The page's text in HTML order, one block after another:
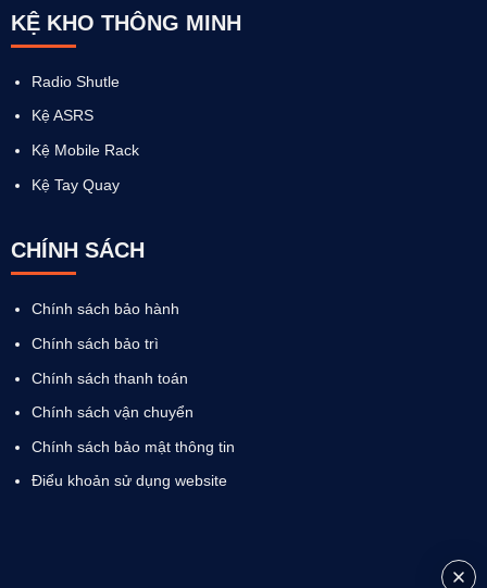
KỆ KHO THÔNG MINH
Radio Shutle
Kệ ASRS
Kệ Mobile Rack
Kệ Tay Quay
CHÍNH SÁCH
Chính sách bảo hành
Chính sách bảo trì
Chính sách thanh toán
Chính sách vận chuyển
Chính sách bảo mật thông tin
Điểu khoản sử dụng website